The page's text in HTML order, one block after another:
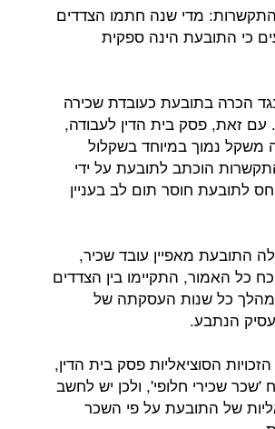
מדי שנה חתמו הצדדים
כי התובעת הינה ספקית
הכרה בתובעת כעובדת שכירה
עם זאת, פסק בית הדין לעבודה,
משקל נמוך במיוחד בשקלול
הוכתב לתובעת על ידי
לתובעת חוסר תום לב בעניין
התובעת מאפיין עובד שכיר,
כל האמור, התקיימו בין הצדדים
כל שנות העסקתה של
הנתבע.
הסוציאליות פסק בית הדין,
'שכר שכירי חלופי', ולכן יש לחשב
של התובעת על פי השכר